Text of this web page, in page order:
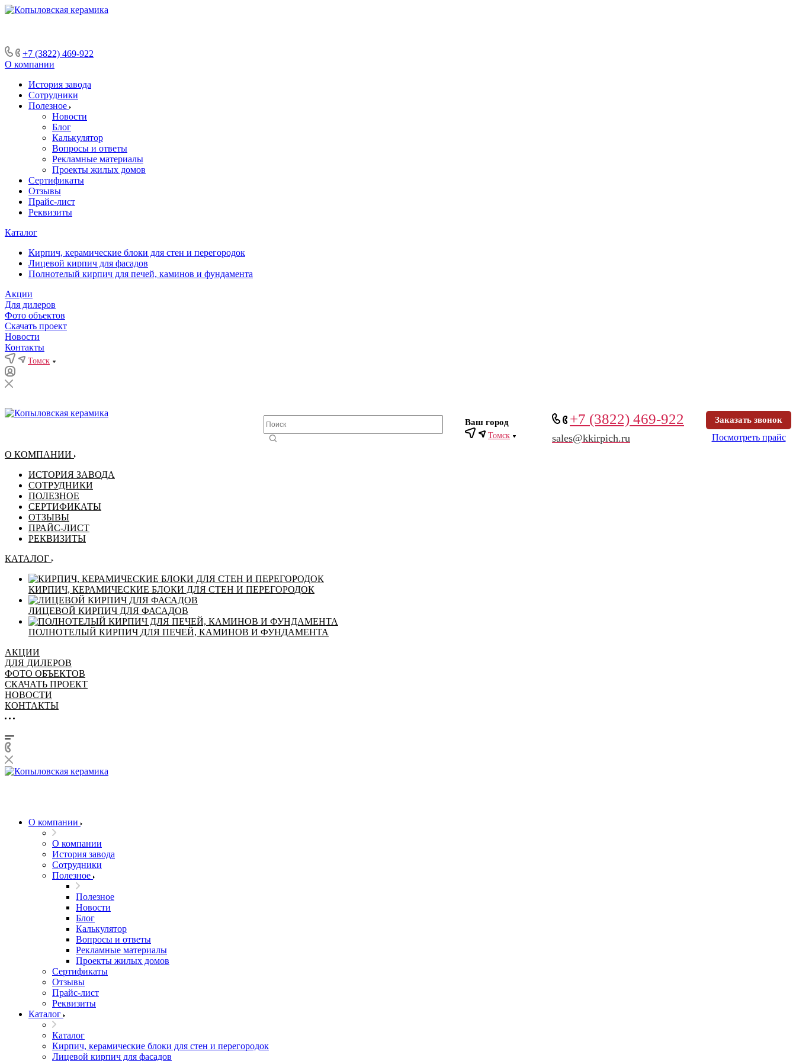
+7 (3822) 469-922
О компании
История завода
Сотрудники
Полезное
Новости
Блог
Калькулятор
Вопросы и ответы
Рекламные материалы
Проекты жилых домов
Сертификаты
Отзывы
Прайс-лист
Реквизиты
Каталог
Кирпич, керамические блоки для стен и перегородок
Лицевой кирпич для фасадов
Полнотелый кирпич для печей, каминов и фундамента
Акции
Для дилеров
Фото объектов
Скачать проект
Новости
Контакты
Томск
Ваш город
Томск
+7 (3822) 469-922
sales@kkirpich.ru
Заказать звонок
Посмотреть прайс
О КОМПАНИИ
ИСТОРИЯ ЗАВОДА
СОТРУДНИКИ
ПОЛЕЗНОЕ
СЕРТИФИКАТЫ
ОТЗЫВЫ
ПРАЙС-ЛИСТ
РЕКВИЗИТЫ
КАТАЛОГ
КИРПИЧ, КЕРАМИЧЕСКИЕ БЛОКИ ДЛЯ СТЕН И ПЕРЕГОРОДОК
ЛИЦЕВОЙ КИРПИЧ ДЛЯ ФАСАДОВ
ПОЛНОТЕЛЫЙ КИРПИЧ ДЛЯ ПЕЧЕЙ, КАМИНОВ И ФУНДАМЕНТА
АКЦИИ
ДЛЯ ДИЛЕРОВ
ФОТО ОБЪЕКТОВ
СКАЧАТЬ ПРОЕКТ
НОВОСТИ
КОНТАКТЫ
О компании
О компании
История завода
Сотрудники
Полезное
Полезное
Новости
Блог
Калькулятор
Вопросы и ответы
Рекламные материалы
Проекты жилых домов
Сертификаты
Отзывы
Прайс-лист
Реквизиты
Каталог
Каталог
Кирпич, керамические блоки для стен и перегородок
Лицевой кирпич для фасадов